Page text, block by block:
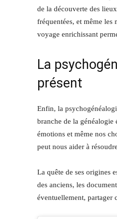
de la découverte des
fréquentées, et même
voyage enrichissant
La
présent
Enfin, la
branche de la généalogie
émotions et même nos
peut nous aider à
La quête de ses origines
des anciens, les
éventuellement, partager